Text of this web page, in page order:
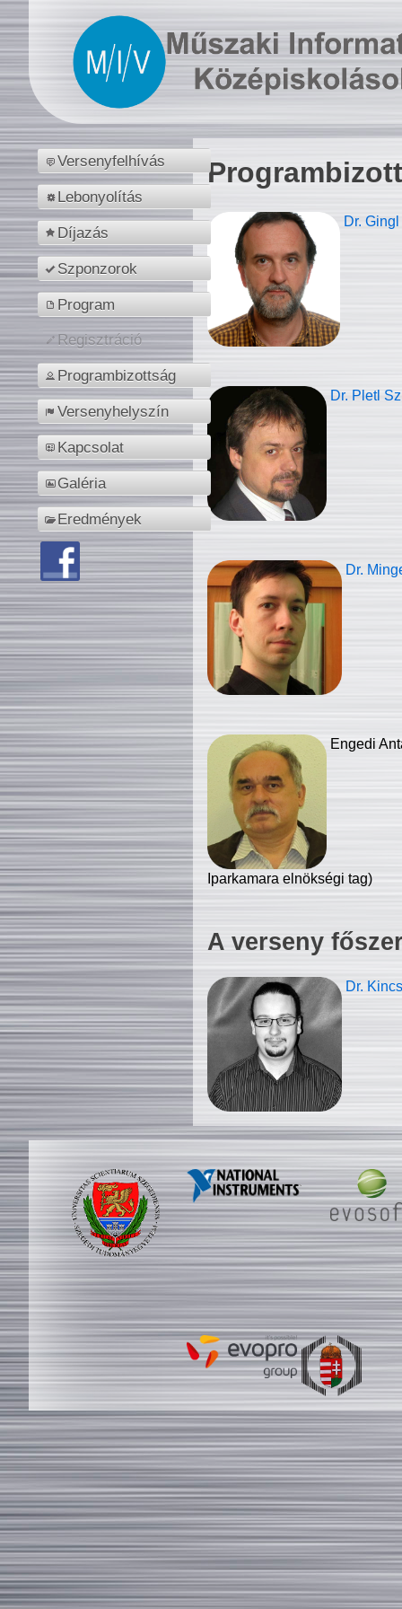
Versenyfelhívás
Lebonyolítás
Díjazás
Szponzorok
Program
Regisztráció
Programbizottság
Versenyhelyszín
Kapcsolat
Galéria
Eredmények
Dr.
Dr. Pletl
Dr.
Engedi
Iparkamara elnökségi tag)
A verseny
Dr.